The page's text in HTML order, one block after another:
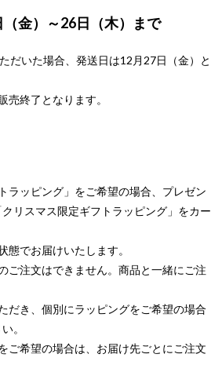
金）～26日（木）まで
だいた場合、発送日は12月27日（金）と
売終了となります。
ラッピング」をご希望の場合、プレゼン
リスマス限定ギフトラッピング」をカー
態でお届けいたします。
ご注文はできません。商品と一緒にご注
だき、個別にラッピングをご希望の場合
。
ご希望の場合は、お届け先ごとにご注文